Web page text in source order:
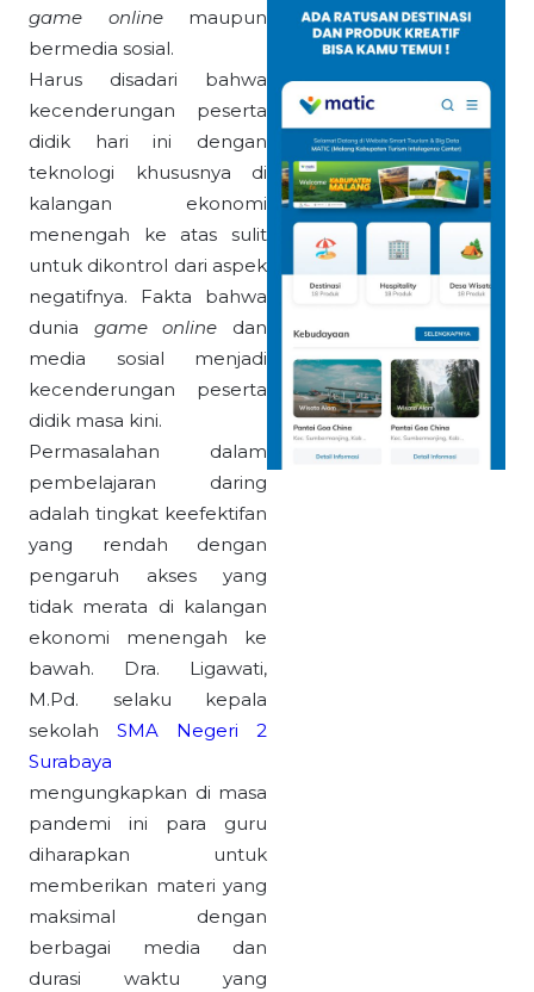
game onlinemaupun
bermedia sosial.
Harus disadari bahwa
kecenderungan peserta
didik hari ini dengan
teknologi khususnya di
kalangan ekonomi
menengah ke atas sulit
untuk dikontrol dari aspek
negatifnya. Fakta bahwa
dunia gameonline dan
media sosial menjadi
kecenderungan peserta
didik masa kini.
Permasalahan dalam
pembelajaran daring
adalah tingkat keefektifan
yang rendah dengan
pengaruh akses yang
tidak merata di kalangan
ekonomi menengah ke
bawah. Dra. Ligawati,
M.Pd. selaku kepala
sekolah SMA Negeri 2
Surabaya
mengungkapkan di masa
pandemi ini para guru
diharapkan untuk
memberikan materi yang
maksimal dengan
berbagai media dan
durasi waktu yang